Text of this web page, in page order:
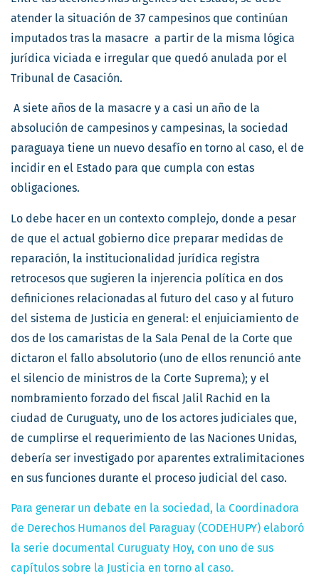
atender la situación de 37 campesinos que continúan
imputados tras la masacre a partir de la misma lógica
jurídica viciada e irregular que quedó anulada por el
Tribunal de Casación.
A siete años de la masacre y a casi un año de la
absolución de campesinos y campesinas, la sociedad
paraguaya tiene un nuevo desafío en torno al caso, el de
incidir en el Estado para que cumpla con estas
obligaciones.
Lo debe hacer en un contexto complejo, donde a pesar
de que el actual gobierno dice preparar medidas de
reparación, la institucionalidad jurídica registra
retrocesos que sugieren la injerencia política en dos
definiciones relacionadas al futuro del caso y al futuro
del sistema de Justicia en general: el enjuiciamiento de
dos de los camaristas de la Sala Penal de la Corte que
dictaron el fallo absolutorio (uno de ellos renunció ante
el silencio de ministros de la Corte Suprema); y el
nombramiento forzado del fiscal Jalil Rachid en la
ciudad de Curuguaty, uno de los actores judiciales que,
de cumplirse el requerimiento de las Naciones Unidas,
debería ser investigado por aparentes extralimitaciones
en sus funciones durante el proceso judicial del caso.
Para generar un debate en la sociedad, la Coordinadora
de Derechos Humanos del Paraguay (CODEHUPY) elaboró
la serie documental Curuguaty Hoy, con uno de sus
capítulos sobre la Justicia en torno al caso.